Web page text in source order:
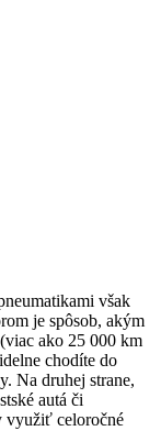
však
je spôsob, akým
ako 25 000 km
chodíte do
Na druhej strane,
autá či
využiť celoročné